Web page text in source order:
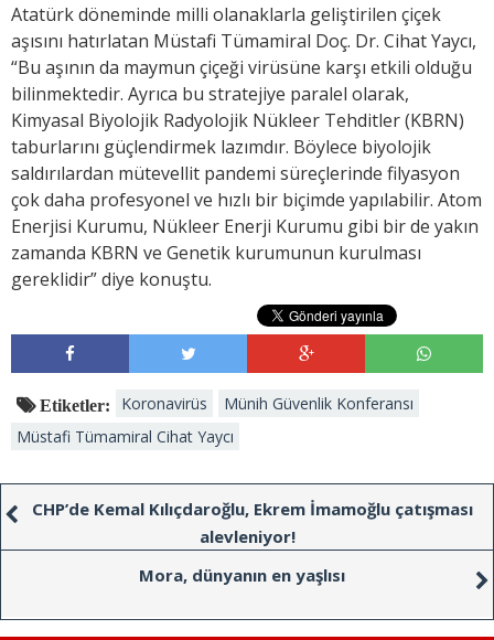
Atatürk döneminde milli olanaklarla geliştirilen çiçek
aşısını hatırlatan Müstafi Tümamiral Doç. Dr. Cihat Yaycı,
“Bu aşının da maymun çiçeği virüsüne karşı etkili olduğu
bilinmektedir. Ayrıca bu stratejiye paralel olarak,
Kimyasal Biyolojik Radyolojik Nükleer Tehditler (KBRN)
taburlarını güçlendirmek lazımdır. Böylece biyolojik
saldırılardan mütevellit pandemi süreçlerinde filyasyon
çok daha profesyonel ve hızlı bir biçimde yapılabilir. Atom
Enerjisi Kurumu, Nükleer Enerji Kurumu gibi bir de yakın
zamanda KBRN ve Genetik kurumunun kurulması
gereklidir” diye konuştu.
Etiketler: Koronavirüs
Münih Güvenlik Konferansı
Müstafi Tümamiral Cihat Yaycı
CHP’de Kemal Kılıçdaroğlu, Ekrem İmamoğlu çatışması
alevleniyor!
Mora, dünyanın en yaşlısı